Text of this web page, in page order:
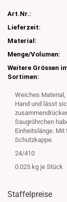
Art.Nr.:
Lieferzeit:
Material:
Menge/Volumen:
Weitere Grössen
Sortimen:
Weiches Material,
Hand und lässt
Saugröhrchen
Einheitslänge. Mit
Schutzkappe.
24/410
0.025 kg je Stück
Staffelpreise